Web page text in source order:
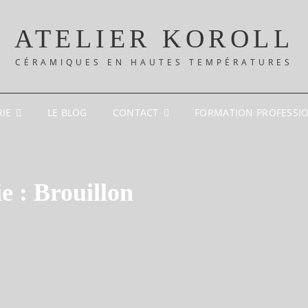
ATELIER KOROLL
CÉRAMIQUES EN HAUTES TEMPÉRATURES
LE BLOG CONTACT FORMATION
: Brouillon